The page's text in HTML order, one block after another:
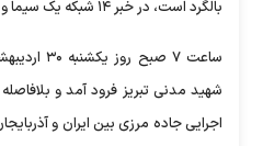
بالگرد است، در خبر ۱۴ شبکه یک سیما و شبکه خبر پخش شد.
ساعت ۷
شهید مدنی تبریز فرود آمد و بلافاصله
اجرایی جاده مرزی بین ایران و